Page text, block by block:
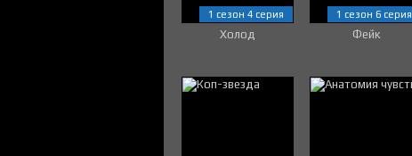
Холод
1 сезон 4 серия
Фейк
1 сезон 6 серия